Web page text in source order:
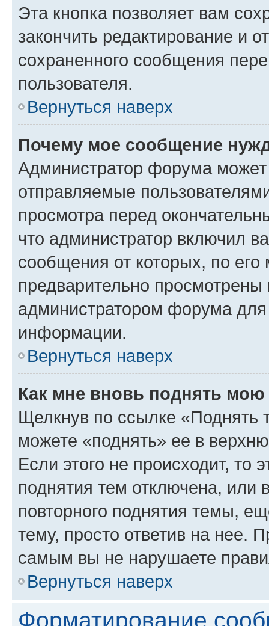
Эта кнопка позволяет вам
закончить редактирование и
сохраненного сообщения
пользователя.
Вернуться наверх
Почему мое сообщение
Администратор форума
отправляемые
просмотра перед
что администратор включил
сообщения от которых, по
предварительно
администратором форума
информации.
Вернуться наверх
Как мне вновь поднять мою
Щелкнув по ссылке «Поднять
можете «поднять» ее в
Если этого не происходит, то
поднятия тем отключена, или
повторного поднятия темы,
тему, просто ответив на нее.
самым вы не нарушаете
Вернуться наверх
Форматирование